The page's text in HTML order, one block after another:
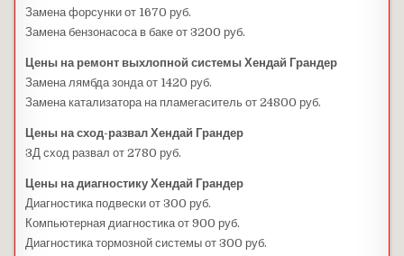
Замена форсунки от 1670 руб.
Замена бензонасоса в баке от 3200 руб.
Цены на ремонт выхлопной системы Хендай Грандер
Замена лямбда зонда от 1420 руб.
Замена катализатора на пламегаситель от 24800 руб.
Цены на сход-развал Хендай Грандер
3Д сход развал от 2780 руб.
Цены на диагностику Хендай Грандер
Диагностика подвески от 300 руб.
Компьютерная диагностика от 900 руб.
Диагностика тормозной системы от 300 руб.